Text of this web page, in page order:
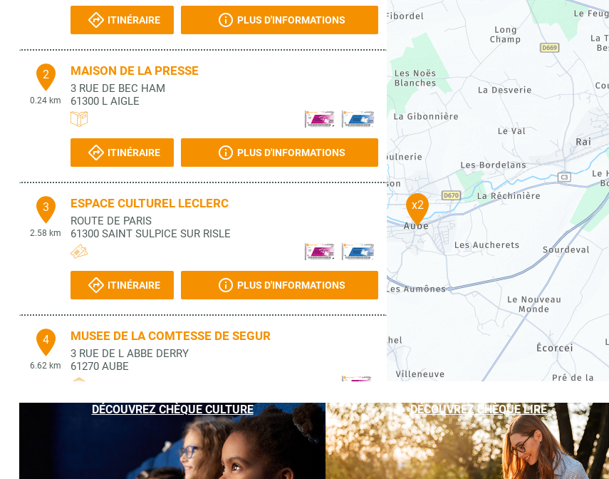
ITINÉRAIRE PLUS D'INFORMATIONS
2
0.24 km
MAISON DE LA PRESSE
3 RUE DE BEC HAM
61300 L AIGLE
ITINÉRAIRE PLUS D'INFORMATIONS
3
2.58 km
ESPACE CULTUREL LECLERC
ROUTE DE PARIS
61300 SAINT SULPICE SUR RISLE
ITINÉRAIRE PLUS D'INFORMATIONS
4
6.62 km
MUSEE DE LA COMTESSE DE SEGUR
3 RUE DE L ABBE DERRY
61270 AUBE
ITINÉRAIRE PLUS D'INFORMATIONS
MUSEE DE LA GROSSE FORGE
x2
DÉCOUVREZ CHÈQUE CULTURE DÉCOUVREZ CHÈQUE LIRE